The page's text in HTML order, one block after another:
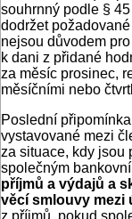
souhrnný podle §
dodržet
nejsou důvodem
k dani z přidané
za měsíc prosinec,
měsíčními nebo
Poslední
vystavované mezi
za situace, kdy jsou
společným
příjmů a výdajů a
věcí smlouvy mezi